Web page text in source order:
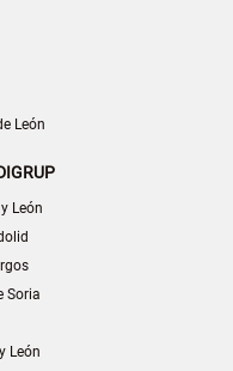
León
León
Soria
León